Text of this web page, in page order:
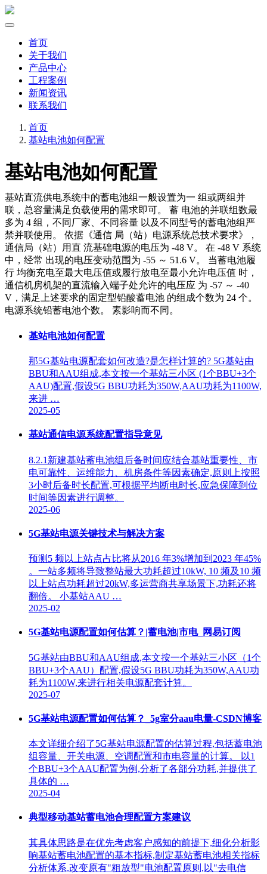
首页
关于我们
产品中心
工程案例
新闻资讯
联系我们
首页
基站电池如何配置
基站电池如何配置
基站直流供电系统中的蓄电池组一般设置为一 组或两组并
联，总容量满足负载使用的需求即可。 蓄 电池的并联组数最
多为 4 组，不同厂家、不同容量 以及不同型号的蓄电池组严
禁并联使用。 依据《通信 局（站）电源系统总技术要求》，
通信局（站）用直 流基础电源的电压为 -48 V。 在 -48 V 系统
中，经常 出现的电压变动范围为 -55 ～ 51.6 V。 当蓄电池履
行 均衡充电至最大电压值或履行放电至最小允许电压值 时，
通信机房机架的直流输入端子处允许的电压应 为 -57 ～ -40
V，满足上述要求的固定型铅酸蓄电池 的组成个数为 24 个。
电源系统铅蓄电池个数。 素影响而不同。
基站电池如何配置
那5G基站电源配套如何改造?是怎样计算的? 5G基站由
BBU和AAU组成,本文按一个基站三小区 (1个BBU+3个
AAU)配置,假设5G BBU功耗为350W,AAU功耗为1100W,
来进 …
2025-05
基站通信电源系统配置指导意见
8.2.1新建基站蓄电池组后备时间应结合基站重要性、市
电可靠性、运维能力、机房条件等因素确定,原则上按照
3小时后备时长配置,可根据平均断电时长,应急保障到位
时间等因素进行调整。
2025-06
5G基站电源关键技术与解决方案
预测5 频以上站点占比将从2016 年3%增加到2023 年45%
。一站多频将导致整站最大功耗超过10kW, 10 频及10 频
以上站点功耗超过20kW,多运营商共享场景下,功耗还将
翻倍。 小基站AAU …
2025-02
5G基站电源配置如何估算？|蓄电池|市电_网易订阅
5G基站由BBU和AAU组成,本文按一个基站三小区（1个
BBU+3个AAU）配置,假设5G BBU功耗为350W,AAU功
耗为1100W,来进行相关电源配套计算。
2025-07
5G基站电源配置如何估算？_5g室分aau电量-CSDN博客
本文详细介绍了5G基站电源配置的估算过程,包括蓄电池
组容量、开关电源、空调配置和市电容量的计算。 以1
个BBU+3个AAU配置为例,分析了各部分功耗,并提供了
具体的 …
2025-04
典型移动基站蓄电池合理配置方案建议
其具体思路是在优先考虑客户感知的前提下,细化分析影
响基站蓄电池配置的基本指标,制定基站蓄电池相关指标
分析体系,改变原有"粗放型"电池配置原则,以"去电信